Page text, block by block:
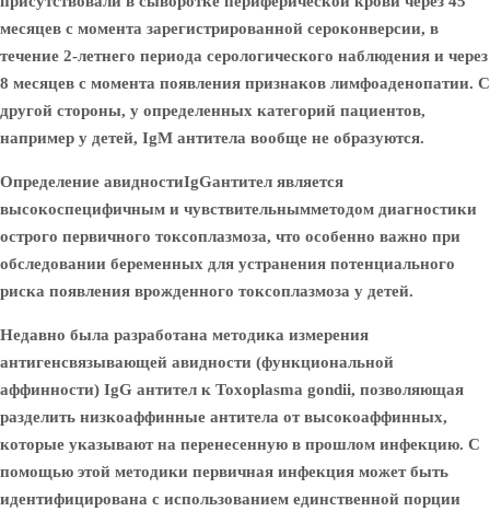
месяцев с момента зарегистрированной сероконверсии, в
течение 2-летнего периода серологического наблюдения и через
8 месяцев с момента появления признаков лимфоаденопатии. С
другой стороны, у определенных категорий пациентов,
например у детей, IgM антитела вообще не образуются.
Определение авидностиIgGантител является
высокоспецифичным и чувствительнымметодом диагностики
острого первичного токсоплазмоза, что особенно важно при
обследовании беременных для устранения потенциального
риска появления врожденного токсоплазмоза у детей.
Недавно была разработана методика измерения
антигенсвязывающей авидности (функциональной
аффинности) IgG антител к Toxoplasma gondii, позволяющая
разделить низкоаффинные антитела от высокоаффинных,
которые указывают на перенесенную в прошлом инфекцию. С
помощью этой методики первичная инфекция может быть
идентифицирована с использованием единственной порции